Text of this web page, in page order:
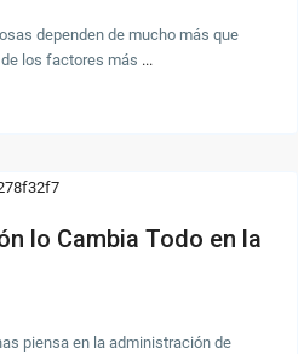
dependen de mucho más que
los factores más ...
lo Cambia Todo en la
piensa en la administración de